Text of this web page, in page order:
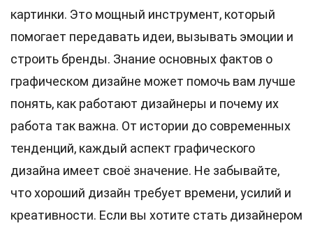
картинки. Это мощный инструмент, который
помогает передавать идеи, вызывать эмоции и
строить бренды. Знание основных фактов о
графическом дизайне может помочь вам лучше
понять, как работают дизайнеры и почему их
работа так важна. От истории до современных
тенденций, каждый аспект графического
дизайна имеет своё значение. Не забывайте,
что хороший дизайн требует времени, усилий и
креативности. Если вы хотите стать дизайнером